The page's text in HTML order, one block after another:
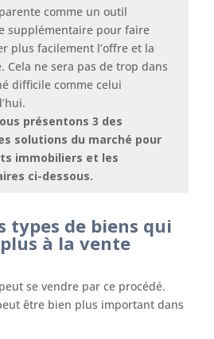
comme un outil
supplémentaire pour faire
plus facilement l’offre et la
Cela ne sera pas de trop dans
difficile comme celui
présentons 3 des
solutions du marché pour
immobiliers et les
ci-dessous.
types de biens qui
à la vente
se vendre par ce procédé.
être bien plus important dans